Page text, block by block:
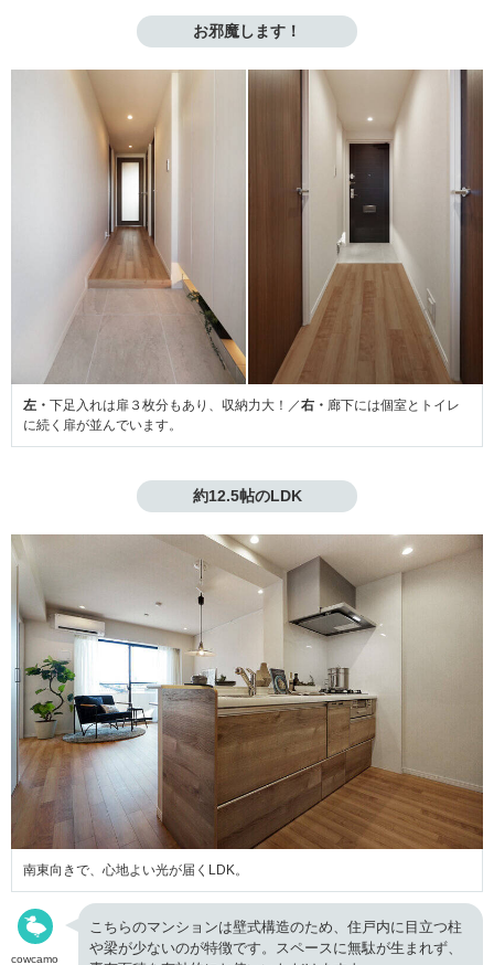
お邪魔します！
左・ 下足入れは扉３枚分もあり、収納力大！／右・ 廊下には個室とトイレ
に続く扉が並んでいます。
約12.5帖のLDK
南東向きで、心地よい光が届くLDK。
cowcamo
こちらのマンションは壁式構造のため、住戸内に目立つ柱
や梁が少ないのが特徴です。スペースに無駄が生まれず、